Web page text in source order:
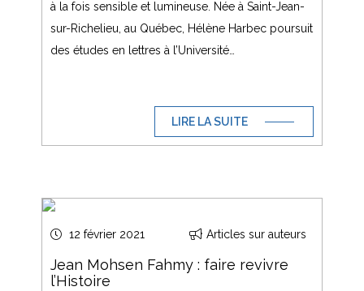
à la fois sensible et lumineuse. Née à Saint-Jean-
sur-Richelieu, au Québec, Hélène Harbec poursuit
des études en lettres à l’Université…
LIRE LA SUITE
12 février 2021 Articles sur auteurs
Jean Mohsen Fahmy : faire revivre
l’Histoire